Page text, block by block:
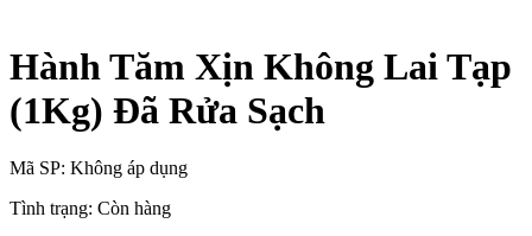
Hành Tăm Xịn Không Lai Tạp
(1Kg) Đã Rửa Sạch
Mã SP: Không áp dụng
Tình trạng: Còn hàng